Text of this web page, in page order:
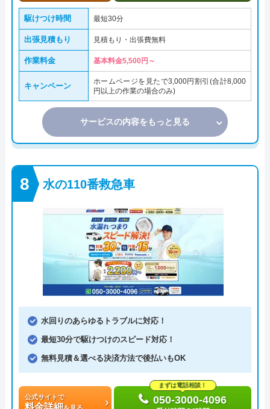
駆けつけ時間 最短30分
出張見積もり 見積もり・出張費無料
作業料金 基本料金5,500円～
キャンペーン
ホームページを見たで3,000円割引(合計8,000
円以上の作業の場合のみ)
サービスの内容をもっと見る
水の110番救急車
水回りのあらゆるトラブルに対応！
最短30分で駆けつけのスピード対応！
無料見積＆選べる決済方法で後払いもOK
公式サイトで
料金詳細
まずは電話相談！
050-3000-4096